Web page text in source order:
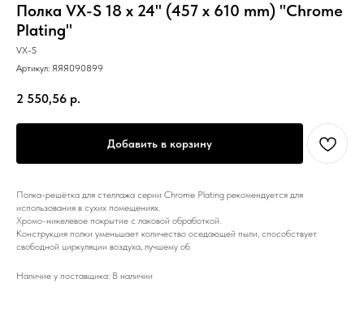
Полка VX-S 18 х 24" (457 х 610 mm) "Chrome
Plating"
VX-S
Артикул: ЯЯЯ090899
2 550,56 р.
Добавить в корзину
Полка-решётка для стеллажа серии Chrome Plating рекомендуется для
использования в сухих помещениях.
Хромо-никелевое покрытие с лаковой обработкой.
Конструкция полки уменьшает количество оседающей пыли, способствует
свободной циркуляции воздуха, лучшему об
Наличие у поставщика: В наличии